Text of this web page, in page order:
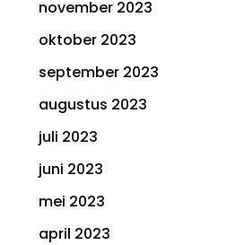
november 2023
oktober 2023
september 2023
augustus 2023
juli 2023
juni 2023
mei 2023
april 2023